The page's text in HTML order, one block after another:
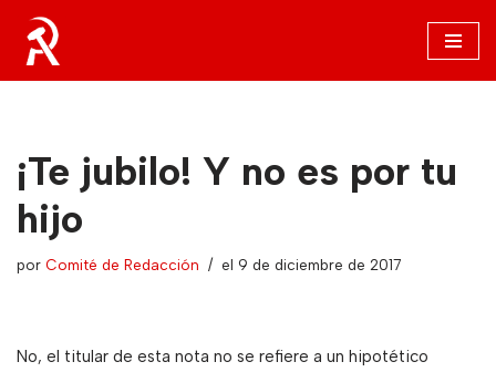
Saltar
al
¡Te jubilo! Y no es por tu
hijo
por Comité de Redacción el 9 de diciembre de 2017
No, el titular de esta nota no se refiere a un hipotético